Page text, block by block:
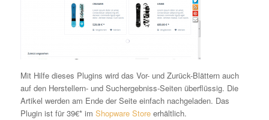
Mit Hilfe dieses Plugins wird das Vor- und Zurück-Blättern auch
auf den Herstellern- und Suchergebniss-Seiten überflüssig. Die
Artikel werden am Ende der Seite einfach nachgeladen. Das
Plugin ist für 39€* im Shopware Storeerhältlich.